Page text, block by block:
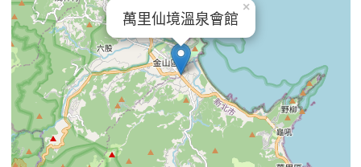
萬里仙境溫泉會館
×